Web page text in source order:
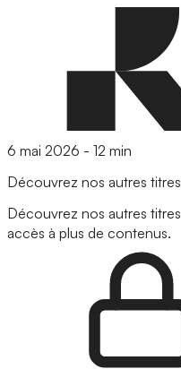
6 mai 2026 - 12 min
Découvrez nos autres titres
Découvrez nos autres
accès à plus de contenus.